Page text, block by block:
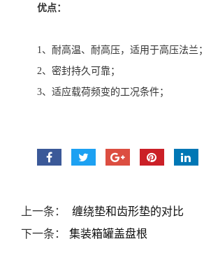
优点：
1、耐高温、耐高压，适用于高压法兰；
2、密封持久可靠；
3、适应载荷频变的工况条件；
上一条：
缠绕垫和齿形垫的对比
下一条：
集装箱罐盖盘根